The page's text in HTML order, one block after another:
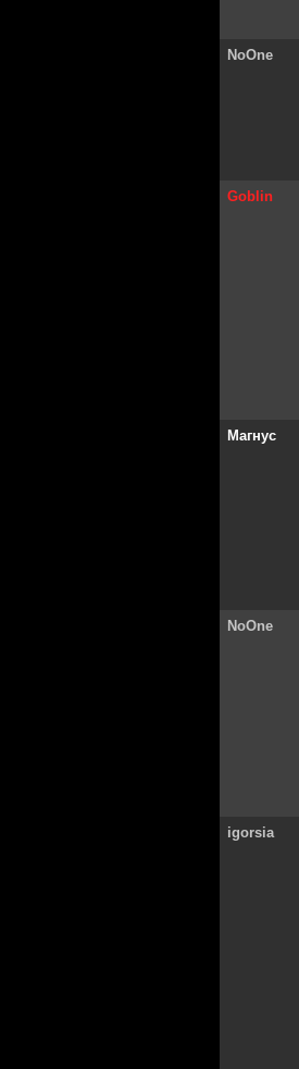
NoOne
Goblin
Магнус
NoOne
igorsia